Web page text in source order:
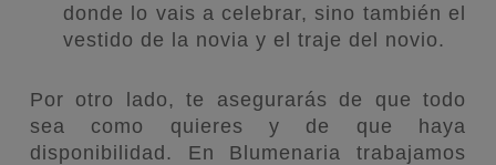
donde lo vais a celebrar, sino también el
vestido de la novia y el traje del novio.
Por otro lado, te asegurarás de que todo
sea como quieres y de que haya
disponibilidad. En Blumenaria trabajamos